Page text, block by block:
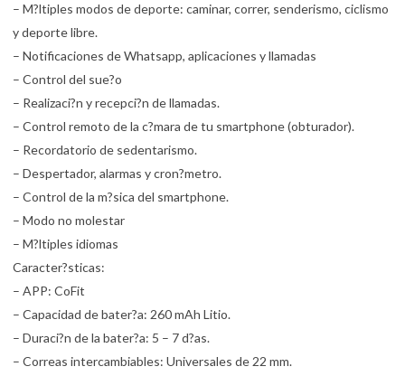
– M?ltiples modos de deporte: caminar, correr, senderismo, ciclismo
y deporte libre.
– Notificaciones de Whatsapp, aplicaciones y llamadas
– Control del sue?o
– Realizaci?n y recepci?n de llamadas.
– Control remoto de la c?mara de tu smartphone (obturador).
– Recordatorio de sedentarismo.
– Despertador, alarmas y cron?metro.
– Control de la m?sica del smartphone.
– Modo no molestar
– M?ltiples idiomas
Caracter?sticas:
– APP: CoFit
– Capacidad de bater?a: 260 mAh Litio.
– Duraci?n de la bater?a: 5 – 7 d?as.
– Correas intercambiables: Universales de 22 mm.